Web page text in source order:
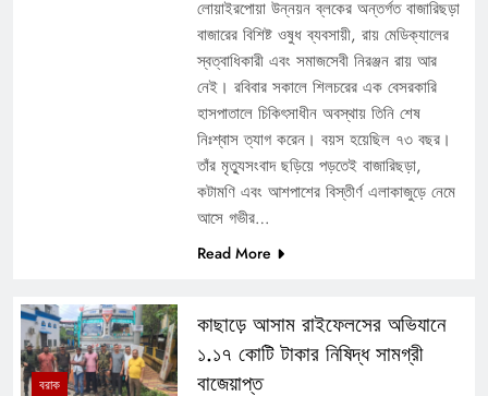
লোয়াইরপোয়া উন্নয়ন ব্লকের অন্তর্গত বাজারিছড়া
বাজারের বিশিষ্ট ওষুধ ব্যবসায়ী, রায় মেডিক্যালের
স্বত্বাধিকারী এবং সমাজসেবী নিরঞ্জন রায় আর
নেই। রবিবার সকালে শিলচরের এক বেসরকারি
হাসপাতালে চিকিৎসাধীন অবস্থায় তিনি শেষ
নিঃশ্বাস ত্যাগ করেন। বয়স হয়েছিল ৭৩ বছর।
তাঁর মৃত্যুসংবাদ ছড়িয়ে পড়তেই বাজারিছড়া,
কটামণি এবং আশপাশের বিস্তীর্ণ এলাকাজুড়ে নেমে
আসে গভীর…
Read More
বরাক
কাছাড়ে আসাম রাইফেলসের অভিযানে
১.১৭ কোটি টাকার নিষিদ্ধ সামগ্রী
বাজেয়াপ্ত